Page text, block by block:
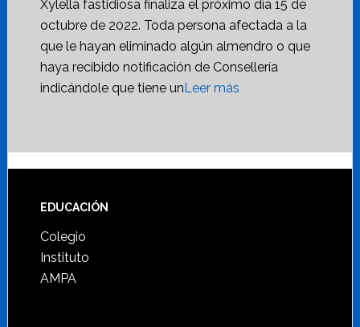
Xylella fastidiosa finaliza el próximo día 15 de
octubre de 2022. Toda persona afectada a la
que le hayan eliminado algún almendro o que
haya recibido notificación de Consellería
indicándole que tiene unLeer más
Footer
EDUCACIÓN
Colegio
Instituto
AMPA